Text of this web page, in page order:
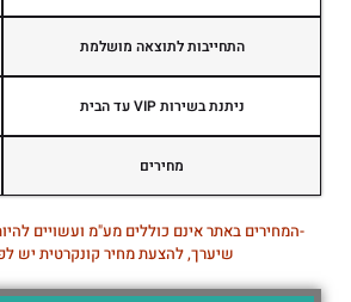
התחייבות לתוצאה מושלמת
ניתנת בשירות VIP עד הבית
מחירים
-המחירים באתר אינם כוללים מע"מ ועשויים
שיערך, להצעת מחיר קונקרטית יש